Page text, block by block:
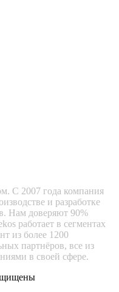
С 2007 года компания
и разработке
Нам доверяют 90%
работает в сегментах
из более 1200
партнёров, все из
в своей сфере.